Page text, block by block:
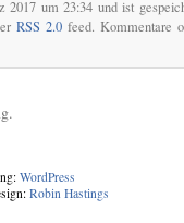
um 23:34 und ist
RSS 2.0 feed. Kommentare
WordPress
Robin Hastings